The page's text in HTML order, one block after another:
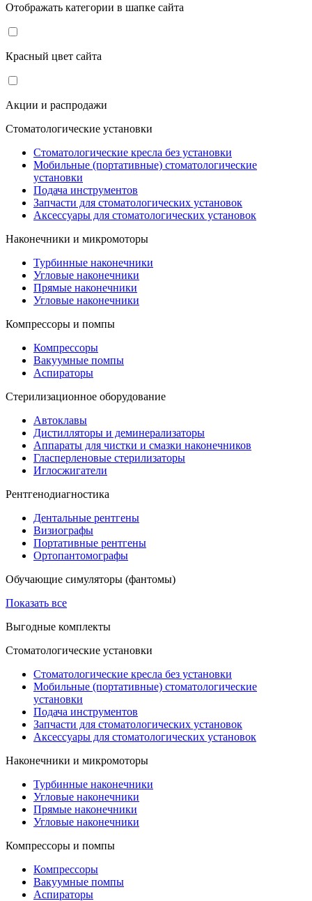
Отображать категории в шапке сайта
Красный цвет сайта
Акции и распродажи
Стоматологические установки
Стоматологические кресла без установки
Мобильные (портативные) стоматологические
установки
Подача инструментов
Запчасти для стоматологических установок
Аксессуары для стоматологических установок
Наконечники и микромоторы
Турбинные наконечники
Угловые наконечники
Прямые наконечники
Угловые наконечники
Компрессоры и помпы
Компрессоры
Вакуумные помпы
Аспираторы
Стерилизационное оборудование
Автоклавы
Дистилляторы и деминерализаторы
Аппараты для чистки и смазки наконечников
Гласперленовые стерилизаторы
Иглосжигатели
Рентгенодиагностика
Дентальные рентгены
Визиографы
Портативные рентгены
Ортопантомографы
Обучающие симуляторы (фантомы)
Показать все
Выгодные комплекты
Стоматологические установки
Стоматологические кресла без установки
Мобильные (портативные) стоматологические
установки
Подача инструментов
Запчасти для стоматологических установок
Аксессуары для стоматологических установок
Наконечники и микромоторы
Турбинные наконечники
Угловые наконечники
Прямые наконечники
Угловые наконечники
Компрессоры и помпы
Компрессоры
Вакуумные помпы
Аспираторы